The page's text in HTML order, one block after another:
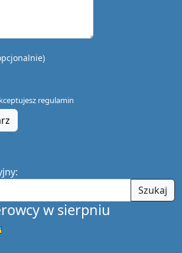
regulamin
Szukaj
w sierpniu